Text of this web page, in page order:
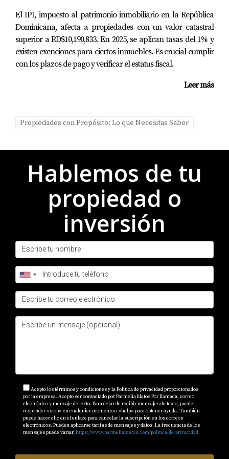
confiable y evaluar cuidadosamente cada proyecto,
puedes maximizar tus posibilidades de éxito. Si estás
considerando dar el paso hacia esta emocionante
aventura inmobiliaria o necesitas asesoramiento
dudes en contactar a Parmelia Matos. Estoy aquí para
Preguntas frecuentes
1. ¿Cuánto tiempo suele tardar la
preconstrucción?
El tiempo varía según el proyecto, pero generalmente
puede tardar entre uno y tres años desde la compra
hasta la entrega final.
2. ¿Qué sucede si el desarrollador quiebra
antes de completar el proyecto?
Es importante investigar al desarrollador antes de
invertir; sin embargo, si esto ocurre, podrías perder tu
inversión a menos que haya garantías o seguros
involucrados.
asegúrate de preguntar sobre esto antes de comprar.
4. ¿Es necesario contratar un abogado para
revisar el contrato?
El IPI, impuesto al patrimonio inmobiliario en la República
Dominicana, afecta a propiedades con un valor catastral
superior a RD$10,190,833. En 2025, se aplican tasas del 1% y
existen exenciones para ciertos inmuebles. Es crucial cumplir
con los plazos de pago y verificar el estatus fiscal.
Leer más
Propiedades con Propósito: Lo que Necesitas Saber
Hablemos de tu
propiedad o
inversión
Acepto los términos y condiciones y la Política de privacidad proporcionados
por la empresa. Acepto ser contactado por Parmelia Matos Por llamada, correo
electrónico y mensaje de texto. Para dejar de recibir mensajes de texto, puede
responder «stop» en cualquier momento o «help» para obtener ayuda. También
puede hacer clic en el enlace para cancelar la suscripción en los correos
electrónicos. Pueden aplicarse tarifas de mensajes y datos. La frecuencia de los
mensajes puede variar. https://www.parmeliamatos.com/politica-de-privacidad